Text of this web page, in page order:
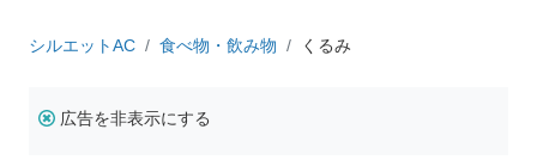
シルエットAC 食べ物・飲み物 くるみ
広告を非表示にする